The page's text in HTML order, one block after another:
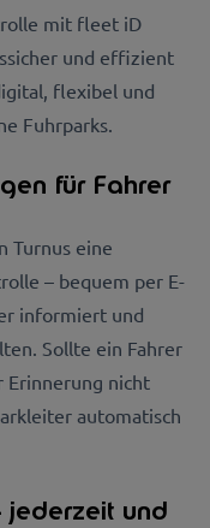
mit fleet iD
und effizient
flexibel und
Fuhrparks.
für Fahrer
Turnus eine
– bequem per E-
informiert und
Sollte ein Fahrer
Erinnerung nicht
automatisch
jederzeit und